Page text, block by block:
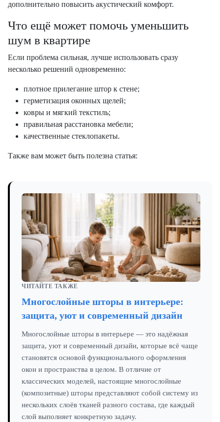
дополнительно повысить акустический комфорт.
Что ещё может помочь уменьшить
шум в квартире
Если проблема сильная, лучше использовать сразу
несколько решений одновременно:
плотное прилегание штор к стене;
герметизация оконных щелей;
ковры и мягкий текстиль;
правильная расстановка мебели;
качественные стеклопакеты.
Также вам может быть полезна статья:
ЧИТАЙТЕ ТАКЖЕ
Многослойные шторы в интерьере:
защита, уют и современный дизайн
Многослойные шторы в интерьере — это надёжная
защита, уют и современный дизайн, которые всё чаще
становятся основой функционального оформления
окон и пространства в целом. В отличие от
классических моделей, настоящие многослойные
(композитные) шторы представляют собой систему из
нескольких слоёв тканей разного состава, где каждый
слой выполняет конкретную задачу.